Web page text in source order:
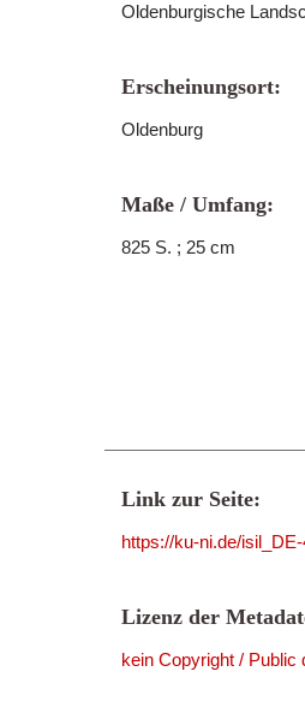
Oldenburgische
Erscheinungsort:
Oldenburg
Maße / Umfang:
825 S. ; 25 cm
Link zur Seite:
https://ku-ni.de/
Lizenz der
kein Copyright / Public